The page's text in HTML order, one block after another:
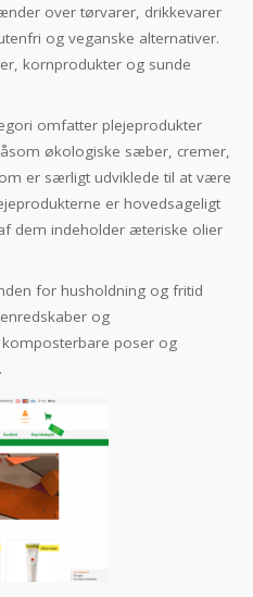
over tørvarer, drikkevarer
og veganske alternativer.
kornprodukter og sunde
omfatter plejeprodukter
økologiske sæber, cremer,
er særligt udviklede til at være
er hovedsageligt
dem indeholder æteriske olier
for husholdning og fritid
og
poser og